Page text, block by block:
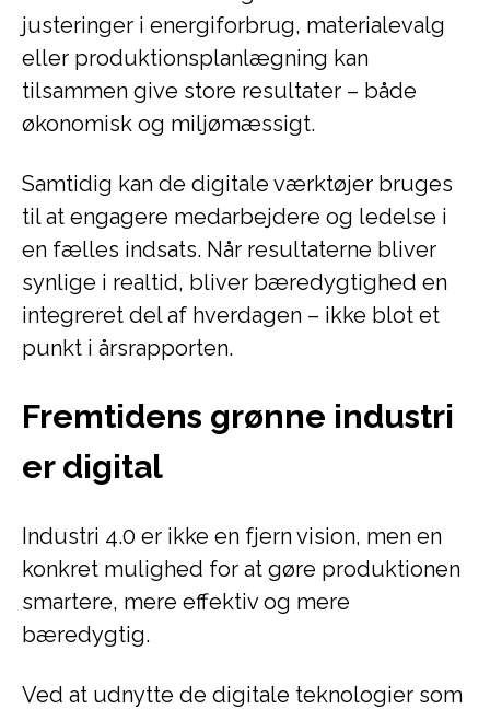
justeringer i energiforbrug, materialevalg
eller produktionsplanlægning kan
tilsammen give store resultater – både
økonomisk og miljømæssigt.
Samtidig kan de digitale værktøjer bruges
til at engagere medarbejdere og ledelse i
en fælles indsats. Når resultaterne bliver
synlige i realtid, bliver bæredygtighed en
integreret del af hverdagen – ikke blot et
punkt i årsrapporten.
Fremtidens grønne industri
er digital
Industri 4.0 er ikke en fjern vision, men en
konkret mulighed for at gøre produktionen
smartere, mere effektiv og mere
bæredygtig.
Ved at udnytte de digitale teknologier som